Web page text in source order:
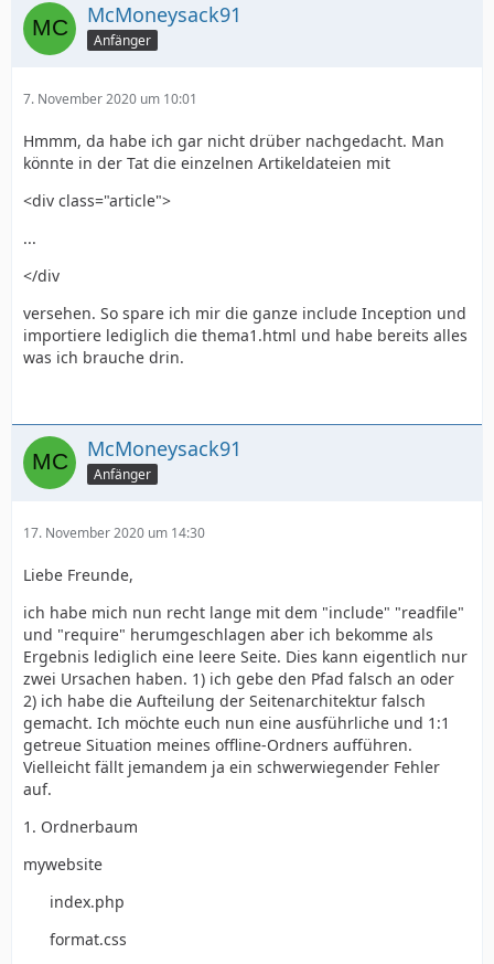
McMoneysack91
Anfänger
7. November 2020 um 10:01
Hmmm, da habe ich gar nicht drüber nachgedacht. Man
könnte in der Tat die einzelnen Artikeldateien mit
<div class="article">
...
</div
versehen. So spare ich mir die ganze include Inception und
importiere lediglich die thema1.html und habe bereits alles
was ich brauche drin.
McMoneysack91
Anfänger
17. November 2020 um 14:30
Liebe Freunde,
ich habe mich nun recht lange mit dem "include" "readfile"
und "require" herumgeschlagen aber ich bekomme als
Ergebnis lediglich eine leere Seite. Dies kann eigentlich nur
zwei Ursachen haben. 1) ich gebe den Pfad falsch an oder
2) ich habe die Aufteilung der Seitenarchitektur falsch
gemacht. Ich möchte euch nun eine ausführliche und 1:1
getreue Situation meines offline-Ordners aufführen.
Vielleicht fällt jemandem ja ein schwerwiegender Fehler
auf.
1. Ordnerbaum
mywebsite
index.php
format.css